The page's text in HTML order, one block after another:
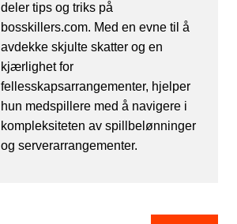
deler tips og triks på
bosskillers.com. Med en evne til å
avdekke skjulte skatter og en
kjærlighet for
fellesskapsarrangementer, hjelper
hun medspillere med å navigere i
kompleksiteten av spillbelønninger
og serverarrangementer.